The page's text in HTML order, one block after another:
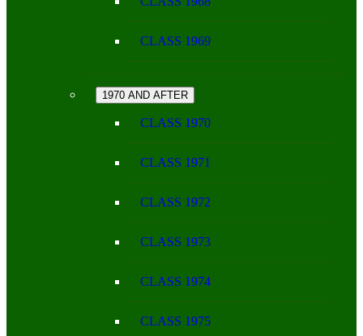
CLASS 1969
1970 AND AFTER
CLASS 1970
CLASS 1971
CLASS 1972
CLASS 1973
CLASS 1974
CLASS 1975